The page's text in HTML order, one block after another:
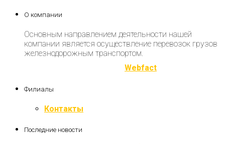
О компании
Основным направлением деятельности нашей
компании является осуществление перевозок грузов
железнодорожным транспортом.
Webfact
Филиалы
Контакты
Последние новости